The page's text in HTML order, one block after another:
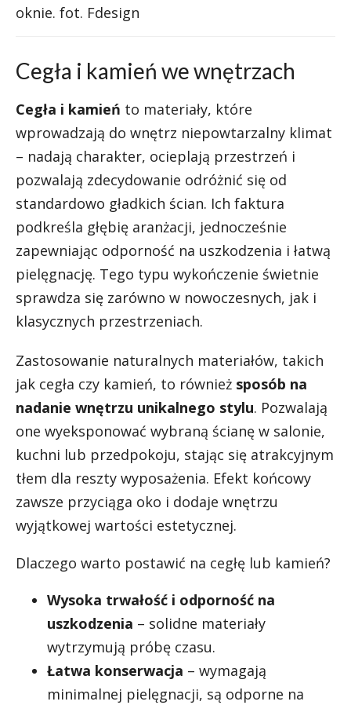
oknie. fot. Fdesign
Cegła i kamień we wnętrzach
Cegła i kamień to materiały, które
wprowadzają do wnętrz niepowtarzalny klimat
– nadają charakter, ocieplają przestrzeń i
pozwalają zdecydowanie odróżnić się od
standardowo gładkich ścian. Ich faktura
podkreśla głębię aranżacji, jednocześnie
zapewniając odporność na uszkodzenia i łatwą
pielęgnację. Tego typu wykończenie świetnie
sprawdza się zarówno w nowoczesnych, jak i
klasycznych przestrzeniach.
Zastosowanie naturalnych materiałów, takich
jak cegła czy kamień, to również sposób na
nadanie wnętrzu unikalnego stylu. Pozwalają
one wyeksponować wybraną ścianę w salonie,
kuchni lub przedpokoju, stając się atrakcyjnym
tłem dla reszty wyposażenia. Efekt końcowy
zawsze przyciąga oko i dodaje wnętrzu
wyjątkowej wartości estetycznej.
Dlaczego warto postawić na cegłę lub kamień?
Wysoka trwałość i odporność na
uszkodzenia – solidne materiały
wytrzymują próbę czasu.
Łatwa konserwacja – wymagają
minimalnej pielęgnacji, są odporne na